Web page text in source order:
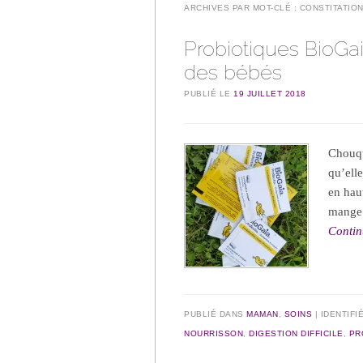
ARCHIVES PAR MOT-CLÉ :
Probiotiques
des bébés
PUBLIÉ LE 19 JUILLET 2018
en
PUBLIÉ DANS MAMAN SOINS IDENTIFIÉ
NOURRISSON DIGESTION DIFFICILE